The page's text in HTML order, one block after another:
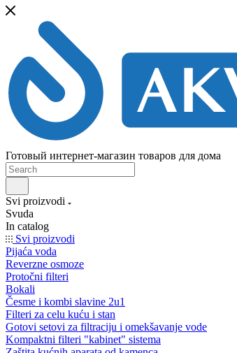
Готовый интернет-магазин товаров для дома
Svi proizvodi
Svuda
In catalog
Svi proizvodi
Pijaća voda
Reverzne osmoze
Protočni filteri
Bokali
Česme i kombi slavine 2u1
Filteri za celu kuću i stan
Gotovi setovi za filtraciju i omekšavanje vode
Kompaktni filteri "kabinet" sistema